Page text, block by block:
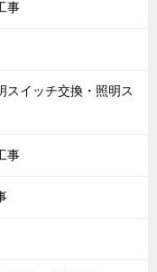
事
スイッチ交換・照明ス
事